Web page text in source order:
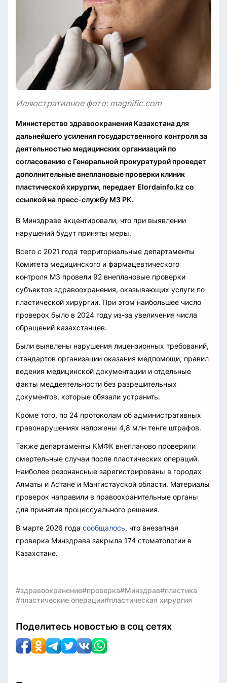
Иллюстративное фото: magnific.com
Министерство здравоохранения Казахстана для
дальнейшего усиления государственного контроля за
деятельностью медицинских организаций по
согласованию с Генеральной прокуратурой проведет
дополнительные внеплановые проверки клиник
пластической хирургии, передает Elordainfo.kz со
ссылкой на пресс-службу МЗ РК.
В Минздраве акцентировали, что при выявлении
нарушений будут приняты меры.
Всего с 2021 года территориальные департаменты
Комитета медицинского и фармацевтического
контроля МЗ провели 92 внеплановые проверки
субъектов здравоохранения, оказывающих услуги по
пластической хирургии. При этом наибольшее число
проверок было в 2024 году из-за увеличения числа
обращений казахстанцев.
Были выявлены нарушения лицензионных требований,
стандартов организации оказания медпомощи, правил
ведения медицинской документации и отдельные
факты меддеятельности без разрешительных
документов, которые обязали устранить.
Кроме того, по 24 протоколам об административных
правонарушениях наложены 4,8 млн тенге штрафов.
Также департаменты КМФК внепланово проверили
смертельные случаи после пластических операций.
Наиболее резонансные зарегистрированы в городах
Алматы и Астане и Мангистауской области. Материалы
проверок направили в правоохранительные органы
для принятия процессуального решения.
В марте 2026 года сообщалось, что внезапная
проверка Минздрава закрыла 174 стоматологии в
Казахстане.
#здравоохранение#проверка#Минздрав#пластика
#пластические операции#пластическая хирургия
Поделитесь новостью в соц сетях